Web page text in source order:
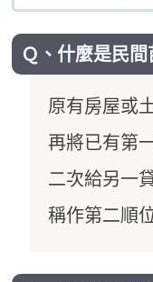
Ｑ、什麼是民
原有房屋或
再將已有第
二次給另一
稱作第二順